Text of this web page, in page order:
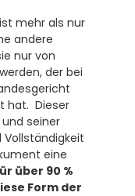
mehr als nur
andere
nur von
der bei
hat.  Dieser
seiner
eine
über 90 %
Form der